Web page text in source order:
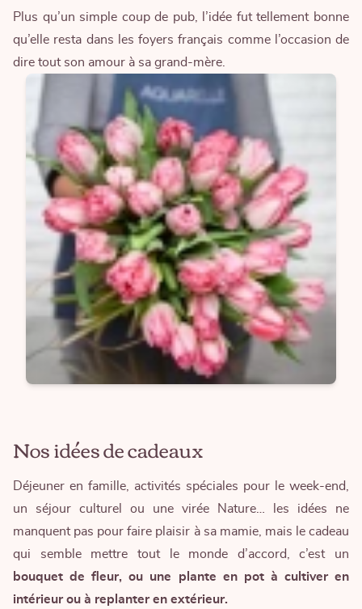
Plus qu’un simple coup de pub, l’idée fut tellement bonne
qu’elle resta dans les foyers français comme l’occasion de
dire tout son amour à sa grand-mère.
Nos idées de cadeaux
Déjeuner en famille, activités spéciales pour le week-end,
un séjour culturel ou une virée Nature… les idées ne
manquent pas pour faire plaisir à sa mamie, mais le cadeau
qui semble mettre tout le monde d’accord, c’est un
bouquet de fleur, ou une plante en pot à cultiver en
intérieur ou à replanter en extérieur.